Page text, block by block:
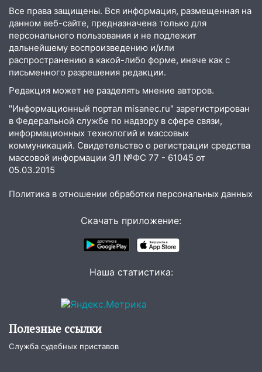
12:10 Ульяновский алиментщик накопил
120 тысяч долга
11:49 Снят режим «Ракетная
опасность» на территории Ульяновской
области
11:30
Кабмин РФ разрешил до 1 июля
2027 года импорт, выпуск и обращение
бензина Евро 2, Евро 3, Евро 4
11:12 Соцсети: на Рябикова автомобиль
врезался в забор
10:27 Где есть бензин в Ульяновске
объявлена ракетная опасность
В Старомайнском районе утонул
51-летний мужчина
В Ульяновске черный коршун
Ульяновские спасатели помогли
Чернышевского
Все права защищены. Вся информация, размещенная на
данном веб-сайте, предназначена только для
персонального пользования и не подлежит
дальнейшему воспроизведению и/или
распространению в какой-либо форме, иначе как с
письменного разрешения редакции.
Редакция может не разделять мнение авторов.
"Информационный портал misanec.ru" зарегистрирован
в Федеральной службе по надзору в сфере связи,
информационных технологий и массовых
коммуникаций. Свидетельство о регистрации средства
массовой информации ЭЛ №ФС 77 - 61045 от
05.03.2015
Политика в отношении обработки персональных данных
Скачать приложение:
Наша статистика:
Полезные ссылки
Служба судебных приставов